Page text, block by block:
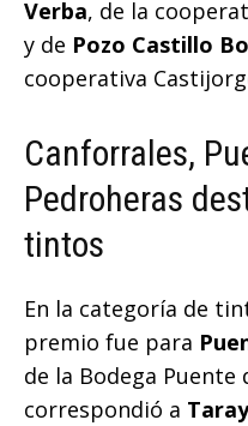
Verba, de la
y de Pozo Castillo
cooperativa
Canforrales,
Pedroheras
tintos
En la categoría de
premio fue para
de la Bodega Puente
correspondió a